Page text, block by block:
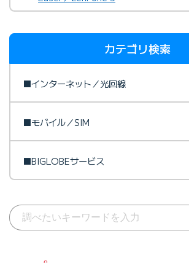
カテゴリ検索
■インターネット／光回線
■モバイル／SIM
■BIGLOBEサービス